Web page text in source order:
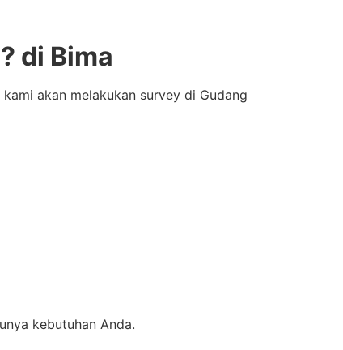
di Bima
akan melakukan survey di Gudang
kebutuhan Anda.